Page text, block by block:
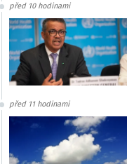
před 10 hodinami
před 11 hodinami